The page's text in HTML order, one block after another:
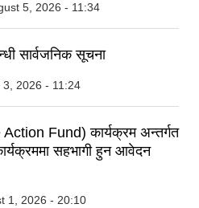
5, 2026 - 11:34
सार्वजनिक सूचना
3, 2026 - 11:24
Fund) कार्यक्रम अन्तर्गत
सहभागी हुन आवेदन
1, 2026 - 20:10